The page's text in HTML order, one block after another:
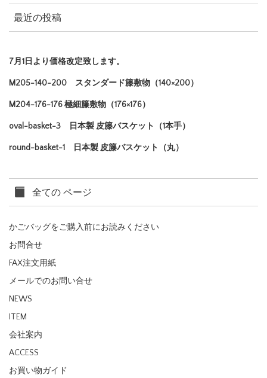
最近の投稿
7月1日より価格改定致します。
M205-140-200 スタンダード籐敷物（140×200）
M204-176-176 極細籐敷物（176×176）
oval-basket-3 日本製 皮籐バスケット（1本手）
round-basket-1 日本製 皮籐バスケット（丸）
全ての ページ
かごバッグをご購入前にお読みください
お問合せ
FAX注文用紙
メールでのお問い合せ
NEWS
ITEM
会社案内
ACCESS
お買い物ガイド